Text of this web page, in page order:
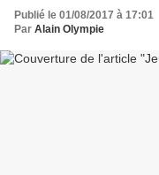
Publié le 01/08/2017 à 17:01
Par Alain Olympie